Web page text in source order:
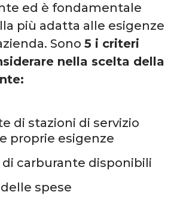
ed è fondamentale
più adatta alle esigenze
Sono 5 i criteri
nella scelta della
di stazioni di servizio
proprie esigenze
carburante disponibili
spese